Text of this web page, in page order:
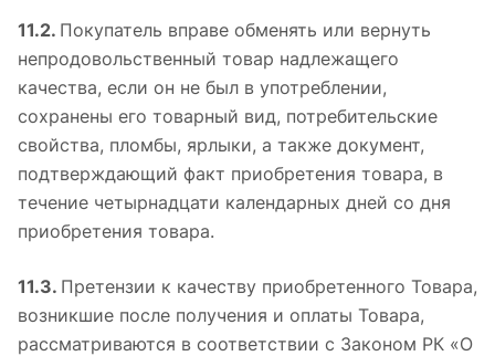
11.2. Покупатель вправе обменять или вернуть
непродовольственный товар надлежащего
качества, если он не был в употреблении,
сохранены его товарный вид, потребительские
свойства, пломбы, ярлыки, а также документ,
подтверждающий факт приобретения товара, в
течение четырнадцати календарных дней со дня
приобретения товара.
11.3. Претензии к качеству приобретенного Товара,
возникшие после получения и оплаты Товара,
рассматриваются в соответствии с Законом РК «О